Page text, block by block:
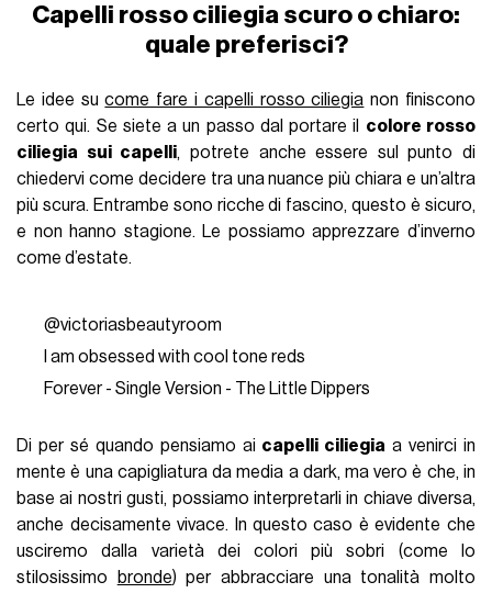
Capelli rosso ciliegia scuro o chiaro:
quale preferisci?
Le idee sucome fare i capelli rosso ciliegia non finiscono
certo qui. Se siete a un passo dal portare il colore rosso
ciliegia sui capelli, potrete anche essere sul punto di
chiedervi come decidere tra una nuance più chiara e un’altra
più scura. Entrambe sono ricche di fascino, questo è sicuro,
e non hanno stagione. Le possiamo apprezzare d’inverno
come d’estate.
@victoriasbeautyroom
I am obsessed with cool tone reds
Forever - Single Version - The Little Dippers
Di per sé quando pensiamo ai capelli ciliegia a venirci in
mente è una capigliatura da media a dark, ma vero è che, in
base ai nostri gusti, possiamo interpretarli in chiave diversa,
anche decisamente vivace. In questo caso è evidente che
usciremo dalla varietà dei colori più sobri (come lo
stilosissimo
bronde) per abbracciare una tonalità molto